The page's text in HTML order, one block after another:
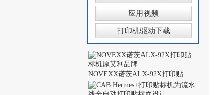
应用视频
打印机驱动下载
NOVEXX诺茨ALX-92X打印贴